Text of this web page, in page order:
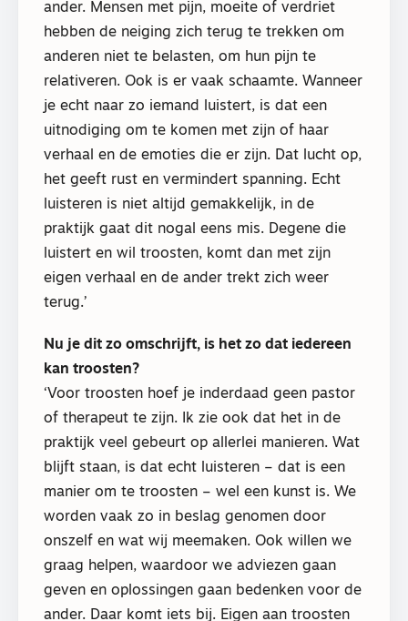
ander. Mensen met pijn, moeite of verdriet
hebben de neiging zich terug te trekken om
anderen niet te belasten, om hun pijn te
relativeren. Ook is er vaak schaamte. Wanneer
je echt naar zo iemand luistert, is dat een
uitnodiging om te komen met zijn of haar
verhaal en de emoties die er zijn. Dat lucht op,
het geeft rust en vermindert spanning. Echt
luisteren is niet altijd gemakkelijk, in de
praktijk gaat dit nogal eens mis. Degene die
luistert en wil troosten, komt dan met zijn
eigen verhaal en de ander trekt zich weer
terug.’
Nu je dit zo omschrijft, is het zo dat iedereen
kan troosten?
‘Voor troosten hoef je inderdaad geen pastor
of therapeut te zijn. Ik zie ook dat het in de
praktijk veel gebeurt op allerlei manieren. Wat
blijft staan, is dat echt luisteren – dat is een
manier om te troosten – wel een kunst is. We
worden vaak zo in beslag genomen door
onszelf en wat wij meemaken. Ook willen we
graag helpen, waardoor we adviezen gaan
geven en oplossingen gaan bedenken voor de
ander. Daar komt iets bij. Eigen aan troosten